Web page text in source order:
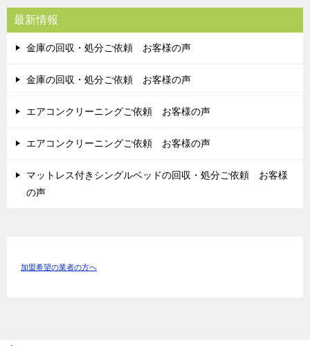
最新情報
金庫の回収・処分ご依頼 お客様の声
金庫の回収・処分ご依頼 お客様の声
エアコンクリーニングご依頼 お客様の声
エアコンクリーニングご依頼 お客様の声
マットレス付きシングルベッドの回収・処分ご依頼 お客様
の声
加盟希望の業者の方へ